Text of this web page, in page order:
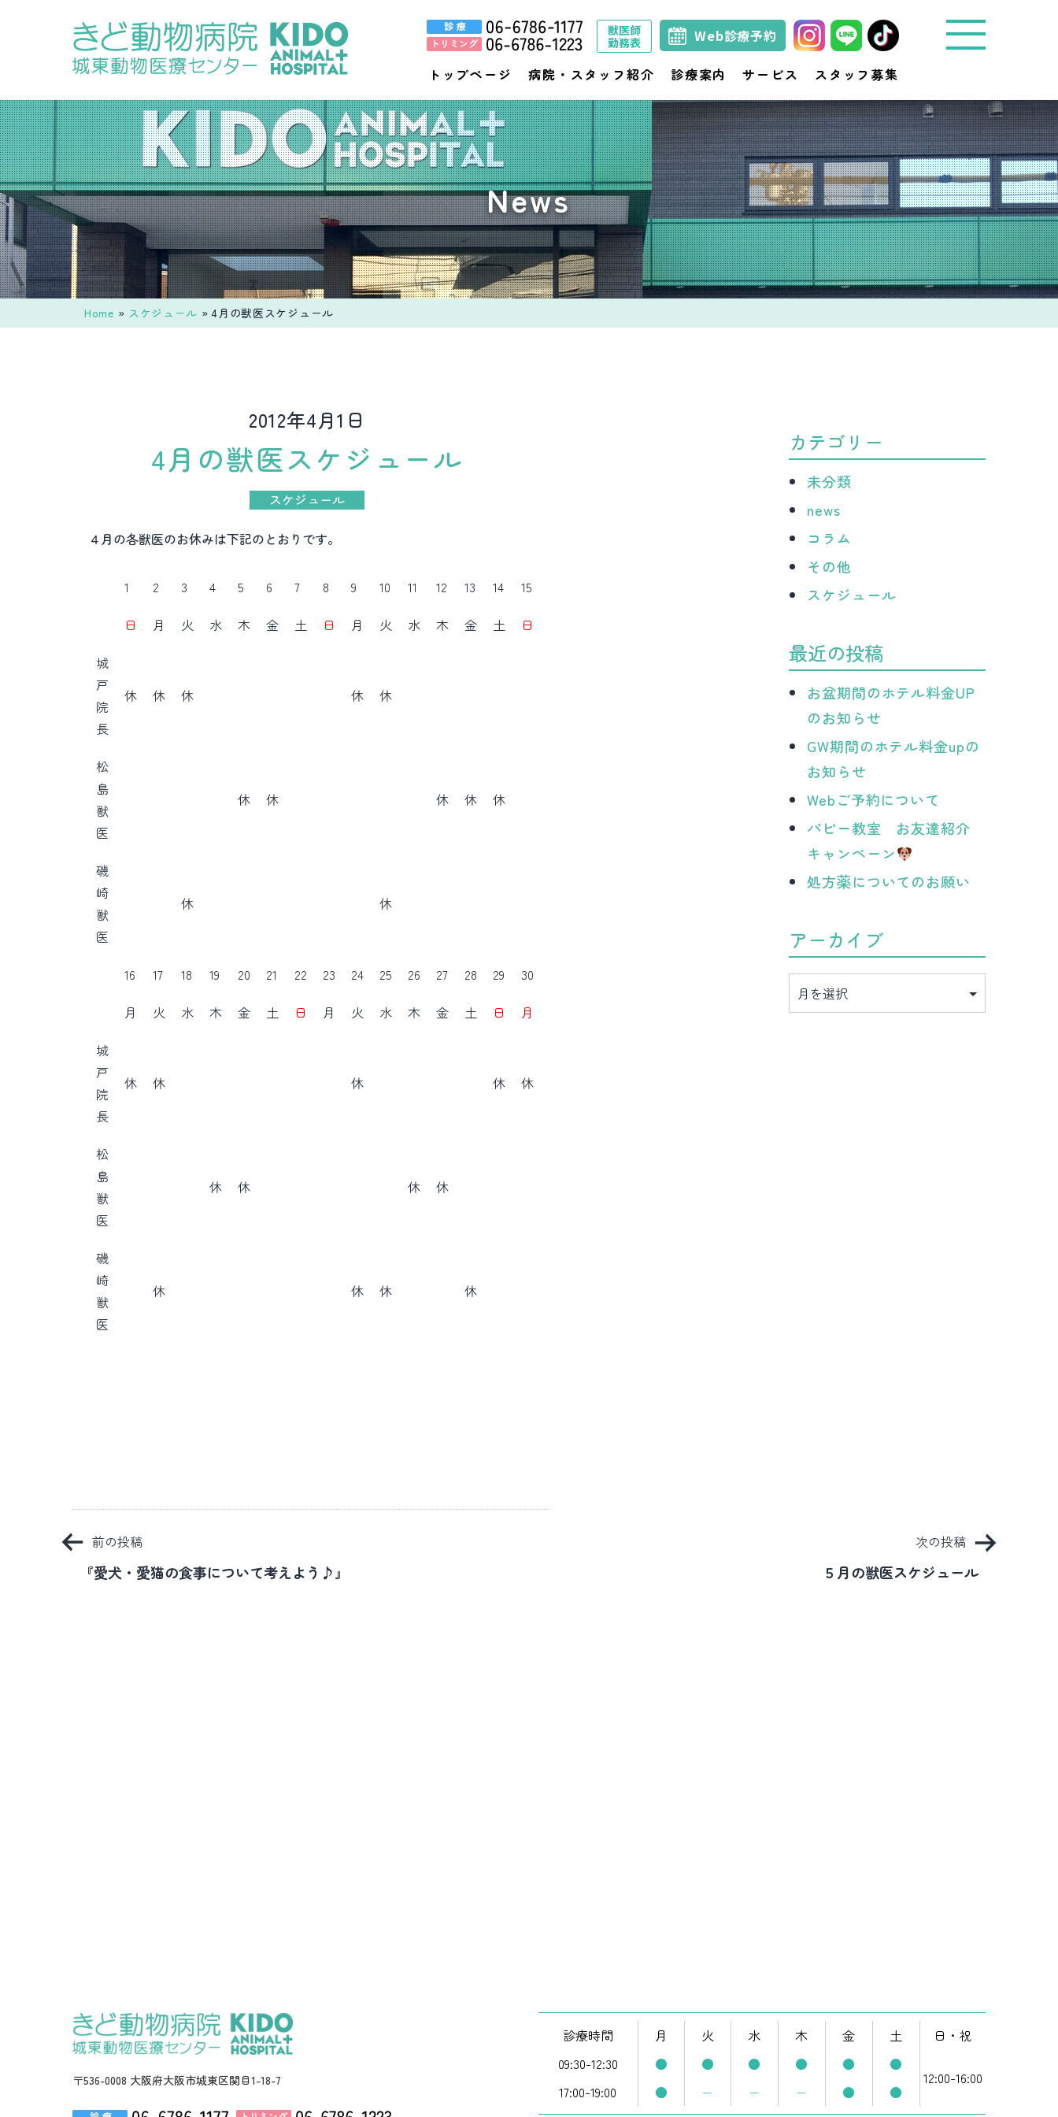
ツ
へ
ス
キ
ッ
プ
獣医師
勤務表
Web診療予約
トップページ 病院・スタッフ紹介 診療案内 サービス スタッフ募集
動
物
医
療
セ
ン
タ
ー
き
動
News
Home » スケジュール » 4月の獣医スケジュール
2012年4月1日
4月の獣医スケジュール
スケジュール
４月の各獣医のお休みは下記のとおりです。
1 2 3 4 5 6 7 8 9 10 11 12 13 14
15
日
月 火 水 木 金 土 日 月 火 水 木 金 土
日
城
戸
院
長
休 休 休 休 休
松
島
獣
医
休 休 休 休 休
磯
崎
獣
医
休 休
16 17 18 19 20 21 22 23 24 25 26 27 28 29
30
月
火 水 木 金 土 日 月 火 水 木 金 土 日
月
城
戸
院
長
休 休 休 休 休
松
島
獣
医
休 休 休 休
磯
崎
獣
医
休 休 休 休
カテゴリー
未分類
news
コラム
その他
スケジュール
最近の投稿
お盆期間のホテル料金UP
のお知らせ
GW期間のホテル料金upの
お知らせ
Webご予約について
パピー教室 お友達紹介
キャンペーン
処方薬についてのお願い
アーカイブ
イ
投
稿
前の投稿
『愛犬・愛猫の食事について考えよう♪』
次の投稿
５月の獣医スケジュール
〒536-0008 大阪府大阪市城東区関目1-18-7
診療時間 月 火 水 木 金 土
日・祝
09:30-12:30
● ● ● ● ● ●
12:00-16:00
17:00-19:00 ● − − − ● ●